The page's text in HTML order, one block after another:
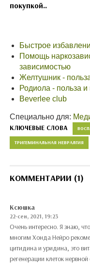
покупкой..
Быстрое
Помощь
зависимостью
Желтушник -
Родиола - польза и
Beverlee club
Специально для:
КЛЮЧЕВЫЕ СЛОВА
ТРИГЕМИНАЛЬНАЯ НЕВРАЛГИЯ
КОММЕНТАРИИ (1)
Ксюшка
22-сен, 2021, 19:23
Очень интересно. Я знаю,
многим Хонда Нейро
цитидина и уридина, это
регенерации клеток